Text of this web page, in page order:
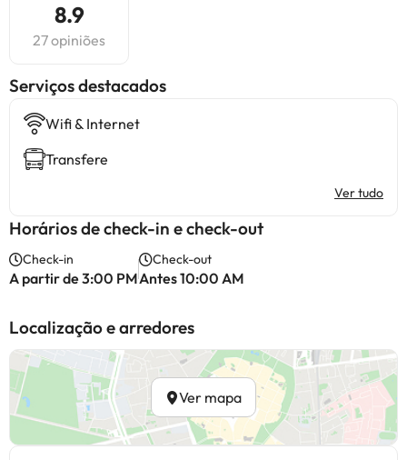
8.9
27 opiniões
Serviços destacados
Wifi & Internet
Transfere
Ver tudo
Horários de check-in e check-out
Check-in
A partir de 3:00 PM
Check-out
Antes 10:00 AM
Localização e arredores
Ver mapa